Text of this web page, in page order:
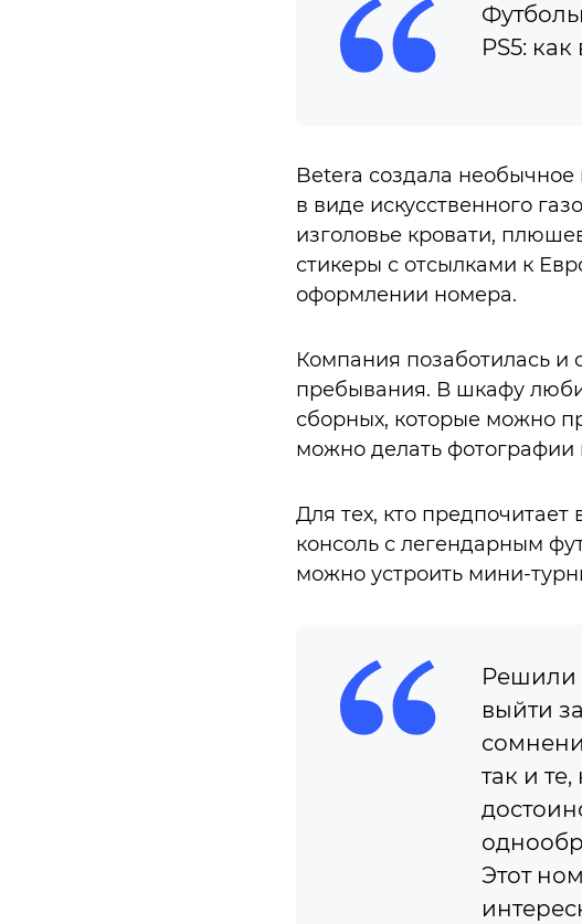
PS5:
Betera создала
в виде искусственного
изголовье кровати,
стикеры с отсылками к
оформлении номера.
Компания позаботилась и
пребывания. В шкафу
сборных, которые можно
можно делать фотографии
Для тех, кто
консоль с легендарным
можно устроить мини-
Решили
выйти
так и
Этот